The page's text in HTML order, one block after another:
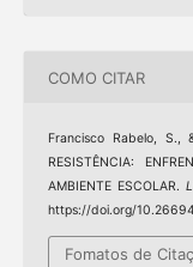
COMO CITAR
Francisco Rabelo, S.,
RESISTÊNCIA:
AMBIENTE ESCOLAR.
https://doi.org/
Fomatos de